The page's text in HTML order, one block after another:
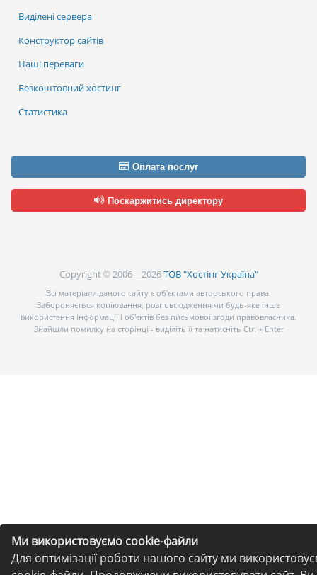
Ми використовуємо cookie-файли
Для оптимізації роботи нашого сайту ми
Виділені сервера
Конструктор сайтів
Наші переваги
Безкоштовний хостинг
Статистика
Оплата послуг
Поскаржитись директору
Copyright © 2006—2026ТОВ "Хостінг Україна"
Всі матеріали даного сайту є об’єктами авторського права.
Забороняється копіювання, розповсюдження чи будь-яке інше
використання інформації і об’єктів без письмової згоди правовласника.
Знайшли помилку на сторінці - виділіть її та натисніть Ctrl + Enter